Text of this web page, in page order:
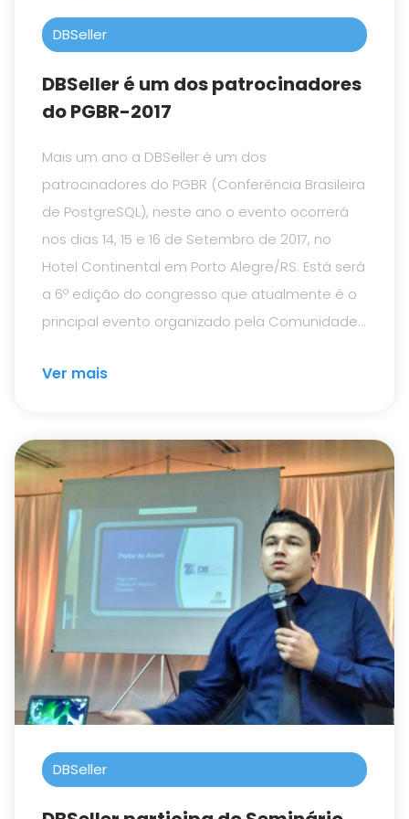
DBSeller
DBSeller é um dos patrocinadores
do PGBR-2017
Mais um ano a DBSeller é um dos
patrocinadores do PGBR (Conferência Brasileira
de PostgreSQL), neste ano o evento ocorrerá
nos dias 14, 15 e 16 de Setembro de 2017, no
Hotel Continental em Porto Alegre/RS. Está será
a 6º edição do congresso que atualmente é o
principal evento organizado pela Comunidade
Ver mais
DBSeller